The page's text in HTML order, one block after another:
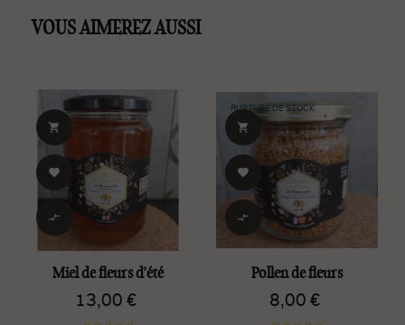
VOUS AIMEREZ AUSSI



Miel de fleurs d'été
13,00 €
RUPTURE DE STOCK



Pollen de fleurs
8,00 €